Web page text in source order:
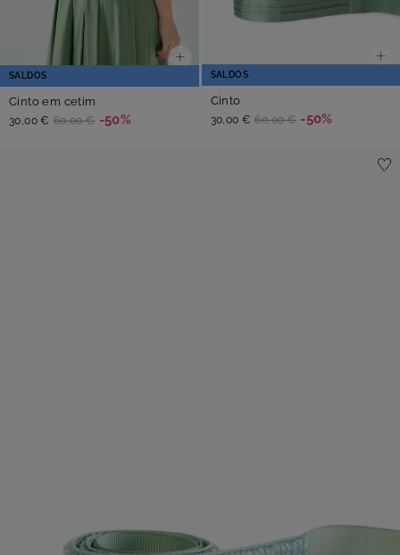
SALDOS
Cinto em cetim
30,00 € 60,00 € -50%
SALDOS
Cinto
30,00 € 60,00 € -50%